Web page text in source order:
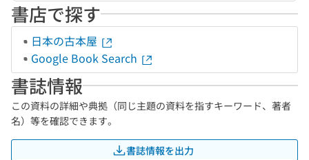
書店で探す
日本の古本屋
Google Book Search
書誌情報
この資料の詳細や典拠（同じ主題の資料を指すキーワード、著者
名）等を確認できます。
書誌情報を出力